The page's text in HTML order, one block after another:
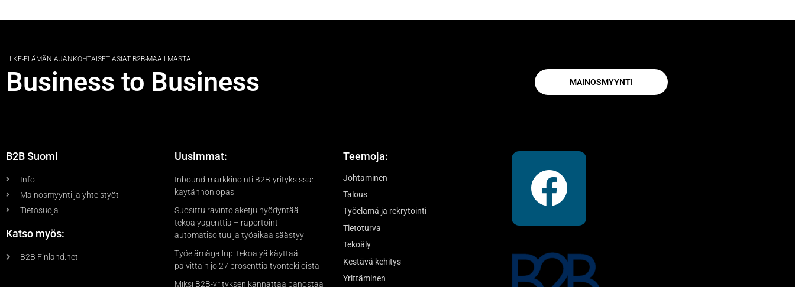
LIIKE-ELÄMÄN AJANKOHTAISET ASIAT B2B-MAAILMASTA
Business to Business MAINOSMYYNTI
B2B Suomi
Info
Mainosmyynti ja yhteistyöt
Tietosuoja
Katso myös:
B2B Finland.net
Uusimmat:
Inbound-markkinointi B2B-yrityksissä:
käytännön opas
Suosittu ravintolaketju hyödyntää
tekoälyagenttia – raportointi
automatisoituu ja työaikaa säästyy
Työelämägallup: tekoälyä käyttää
päivittäin jo 27 prosenttia työntekijöistä
Miksi B2B-yrityksen kannattaa panostaa
Teemoja:
Johtaminen
Talous
Työelämä ja rekrytointi
Tietoturva
Tekoäly
Kestävä kehitys
Yrittäminen